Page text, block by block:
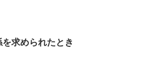
求められたとき